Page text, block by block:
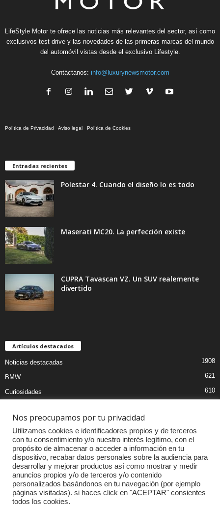
LifeStyle Motor te ofrece las noticias más relevantes del sector, así como
exclusivos test drive y las novedades de las primeras marcas del mundo
del automóvil vistas desde el exclusivo Lifestyle.
Contáctanos: info@luxurynewsmotor.com
Política de Privacidad ·Aviso legal · Política de Cookies
Entradas recientes
Polestar 4. Cuando el diseño lo es todo
Maserati MC20. La perfección existe
CUPRA Tavascan VZ. Un SUV realemente
divertido
Artículos destacados
Noticias destacadas 1908
BMW 621
Curiosidades 610
Audi
MOTOS
Competiciones
Mercedes
Porsche 232
Nos preocupamos por tu privacidad
Utilizamos cookies e identificadores propios y de terceros
con tu consentimiento y/o nuestro interés legítimo, con el
propósito de almacenar o acceder a información en tu
dispositivo, recabar datos personales sobre la audiencia para
desarrollar y mejorar productos así como mostrar y medir
anuncios propios y/o de terceros y/o contenido
personalizados basándonos en tu navegación (por ejemplo
páginas visitadas). si haces click en "ACEPTAR" consientes
todos los cookies.